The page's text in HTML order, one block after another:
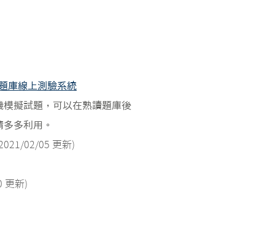
庫線上測驗系統​
擬試題，可以在熟讀題庫後
多利用。
02/05 更新)
更新)